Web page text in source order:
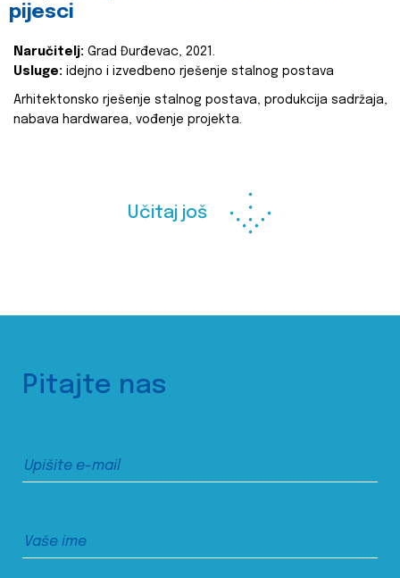
pijesci
Naručitelj: Grad Đurđevac, 2021.
Usluge: idejno i izvedbeno rješenje stalnog postava
Arhitektonsko rješenje stalnog postava, produkcija sadržaja,
nabava hardwarea, vođenje projekta.
Učitaj još
Pitajte nas